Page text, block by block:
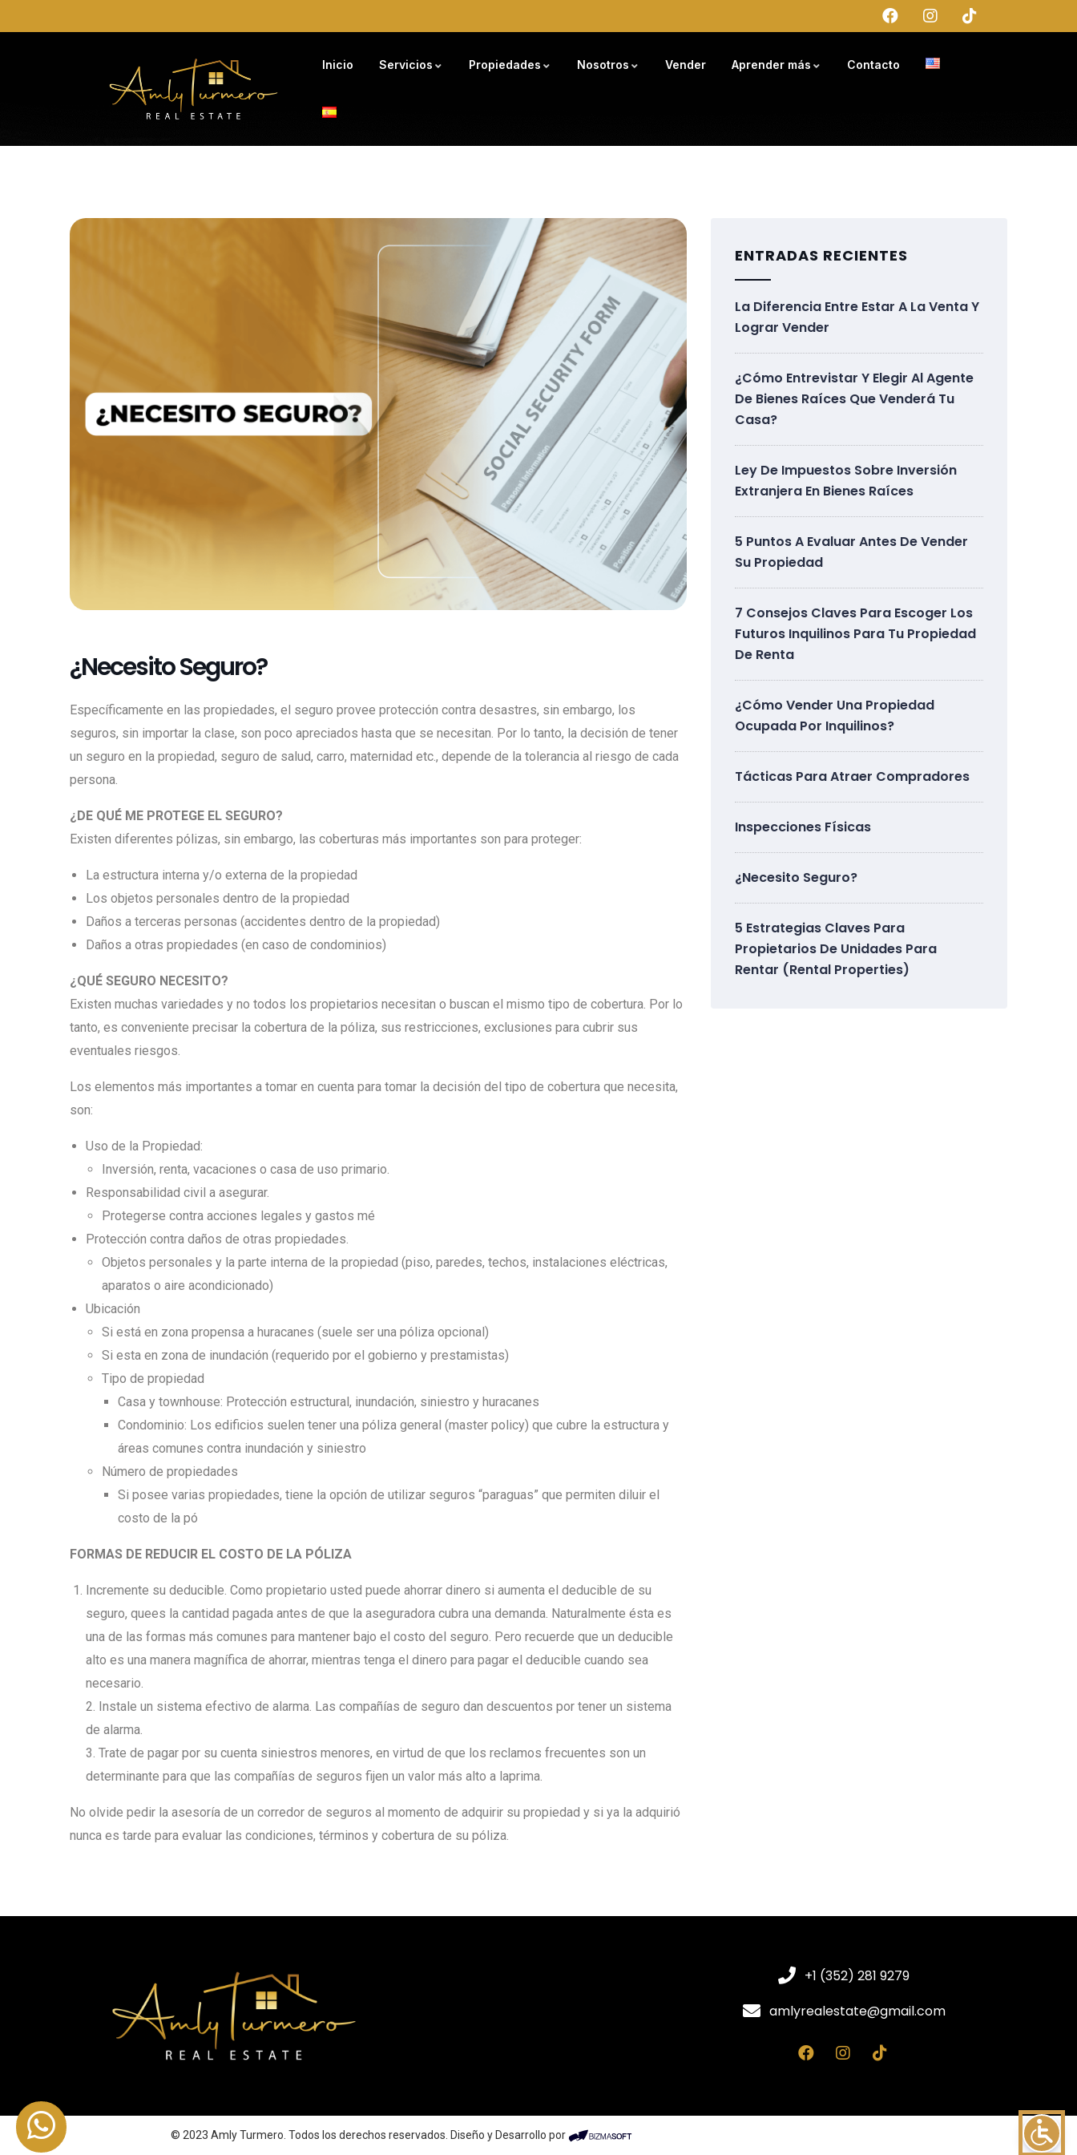
Inicio Servicios Propiedades Nosotros Vender Aprender más Contacto
¿Necesito Seguro?
Específicamente en las propiedades, el seguro provee protección contra desastres, sin embargo, los
seguros, sin importar la clase, son poco apreciados hasta que se necesitan. Por lo tanto, la decisión de tener
un seguro en la propiedad, seguro de salud, carro, maternidad etc., depende de la tolerancia al riesgo de cada
persona.
¿DE QUÉ ME PROTEGE EL SEGURO?
Existen diferentes pólizas, sin embargo, las coberturas más importantes son para proteger:
La estructura interna y/o externa de la propiedad
Los objetos personales dentro de la propiedad
Daños a terceras personas (accidentes dentro de la propiedad)
Daños a otras propiedades (en caso de condominios)
¿QUÉ SEGURO NECESITO?
Existen muchas variedades y no todos los propietarios necesitan o buscan el mismo tipo de cobertura. Por lo
tanto, es conveniente precisar la cobertura de la póliza, sus restricciones, exclusiones para cubrir sus
eventuales riesgos.
Los elementos más importantes a tomar en cuenta para tomar la decisión del tipo de cobertura que necesita,
son:
Uso de la Propiedad:
Inversión, renta, vacaciones o casa de uso primario.
Responsabilidad civil a asegurar.
Protegerse contra acciones legales y gastos mé
Protección contra daños de otras propiedades.
Objetos personales y la parte interna de la propiedad (piso, paredes, techos, instalaciones eléctricas,
aparatos o aire acondicionado)
Ubicación
Si está en zona propensa a huracanes (suele ser una póliza opcional)
Si esta en zona de inundación (requerido por el gobierno y prestamistas)
Tipo de propiedad
Casa y townhouse: Protección estructural, inundación, siniestro y huracanes
Condominio: Los edificios suelen tener una póliza general (master policy) que cubre la estructura y
áreas comunes contra inundación y siniestro
Número de propiedades
Si posee varias propiedades, tiene la opción de utilizar seguros “paraguas” que permiten diluir el
costo de la pó
FORMAS DE REDUCIR EL COSTO DE LA PÓLIZA
Incremente su deducible. Como propietario usted puede ahorrar dinero si aumenta el deducible de su
seguro, quees la cantidad pagada antes de que la aseguradora cubra una demanda. Naturalmente ésta es
una de las formas más comunes para mantener bajo el costo del seguro. Pero recuerde que un deducible
alto es una manera magnífica de ahorrar, mientras tenga el dinero para pagar el deducible cuando sea
necesario.
2. Instale un sistema efectivo de alarma. Las compañías de seguro dan descuentos por tener un sistema
de alarma.
3. Trate de pagar por su cuenta siniestros menores, en virtud de que los reclamos frecuentes son un
determinante para que las compañías de seguros fijen un valor más alto a laprima.
No olvide pedir la asesoría de un corredor de seguros al momento de adquirir su propiedad y si ya la adquirió
nunca es tarde para evaluar las condiciones, términos y cobertura de su póliza.
ENTRADAS RECIENTES
La Diferencia Entre Estar A La Venta Y
Lograr Vender
¿Cómo Entrevistar Y Elegir Al Agente
De Bienes Raíces Que Venderá Tu
Casa?
Ley De Impuestos Sobre Inversión
Extranjera En Bienes Raíces
5 Puntos A Evaluar Antes De Vender
Su Propiedad
7 Consejos Claves Para Escoger Los
Futuros Inquilinos Para Tu Propiedad
De Renta
¿Cómo Vender Una Propiedad
Ocupada Por Inquilinos?
Tácticas Para Atraer Compradores
Inspecciones Físicas
¿Necesito Seguro?
5 Estrategias Claves Para
Propietarios De Unidades Para
Rentar (Rental Properties)
+1 (352) 281 9279
amlyrealestate@gmail.com
© 2023 Amly Turmero. Todos los derechos reservados. Diseño y Desarrollo por